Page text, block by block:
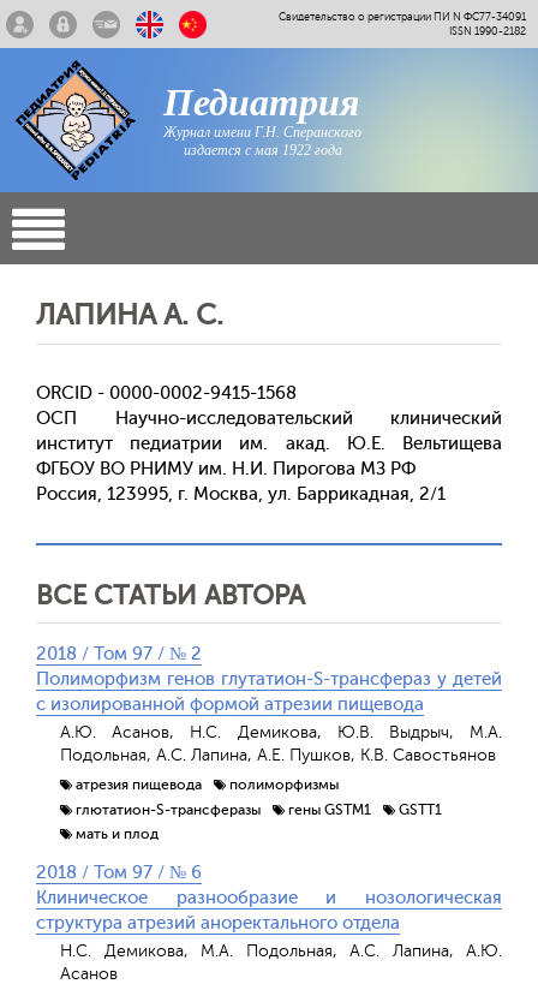
Свидетельство о регистрации ПИ N ФС77-34091
ISSN 1990-2182
Педиатрия
Журнал имени Г.Н. Сперанского
издается с мая 1922 года
ЛАПИНА А. С.
ORCID - 0000-0002-9415-1568
ОСП Научно-исследовательский клинический
институт педиатрии им. акад. Ю.Е. Вельтищева
ФГБОУ ВО РНИМУ им. Н.И. Пирогова МЗ РФ
Россия, 123995, г. Москва, ул. Баррикадная, 2/1
ВСЕ СТАТЬИ АВТОРА
2018 / Том 97 / № 2
Полиморфизм генов глутатион-S-трансфераз у детей
с изолированной формой атрезии пищевода
А.Ю. Асанов, Н.С. Демикова, Ю.В. Выдрыч, М.А.
Подольная, А.С. Лапина, А.Е. Пушков, К.В. Савостьянов
атрезия пищевода
полиморфизмы
глютатион-S-трансферазы
гены GSTM1
GSTT1
мать и плод
2018 / Том 97 / № 6
Клиническое разнообразие и нозологическая
структура атрезий аноректального отдела
Н.С. Демикова, М.А. Подольная, А.С. Лапина, А.Ю.
Асанов